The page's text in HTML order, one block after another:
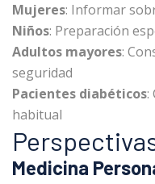
Mujeres: Informar
Niños: Preparación
Adultos mayores:
seguridad
Pacientes diabéticos:
habitual
Medicina